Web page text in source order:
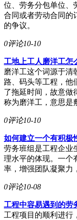
位、劳务分包单位、
合同或者劳动合同的
的争议。
0评论10-10
工地上工人磨洋工怎
磨洋工这个词源于清
路、码头等工程，他
了拖延时间，故意做
称为磨洋工，意思是
0评论10-10
如何建立一个有积极
劳务班组是工程企业
理水平的体现。一个
率，增强团队凝聚力
0评论10-08
工程中容易遇到的劳
工程项目的顺利进行